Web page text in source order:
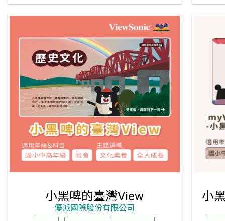
小黑啤的臺灣View
優派國際股份有限公司